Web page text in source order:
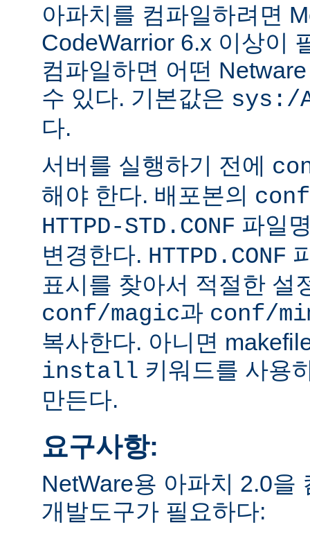
아파치를 컴파일하려면
CodeWarrior 6.x 이상이
컴파일하면 어떤
수 있다. 기본값은 sys:/
다.
서버를 실행하기 전에
해야 한다. 배포본의 conf
HTTPD-STD.CONF 파일
변경한다. HTTPD.CONF
표시를 찾아서 적절한 설
conf/magic과 conf/
복사한다. 아니면
install 키워드를 사용
만든다.
요구사항:
NetWare용 아파치 2.0을
개발도구가 필요하다: